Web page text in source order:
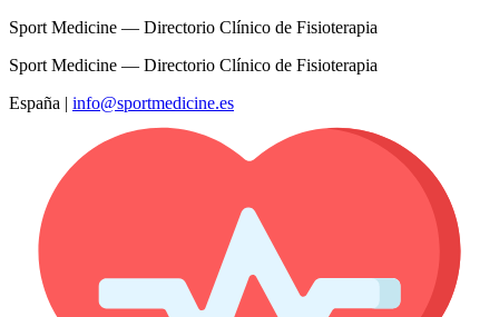
Sport Medicine — Directorio Clínico de Fisioterapia
Sport Medicine — Directorio Clínico de Fisioterapia
España | info@sportmedicine.es